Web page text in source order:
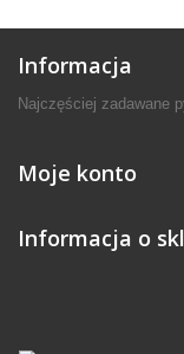
Informacja
Najczęściej zadawane
Moje konto
Informacja o